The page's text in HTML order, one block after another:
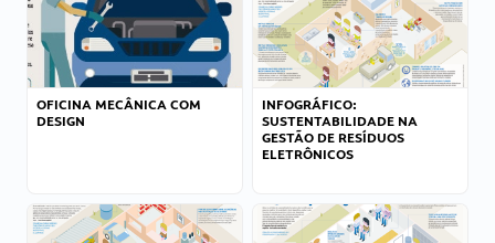
OFICINA MECÂNICA COM
DESIGN
INFOGRÁFICO:
SUSTENTABILIDADE NA
GESTÃO DE RESÍDUOS
ELETRÔNICOS